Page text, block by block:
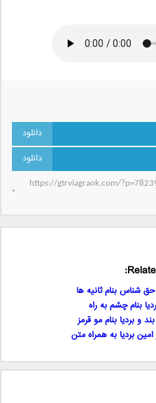
شناس بنام ثانیه ها
بنام چشم به راه
و بردیا بنام مو قرمز
بردیا به همراه متن